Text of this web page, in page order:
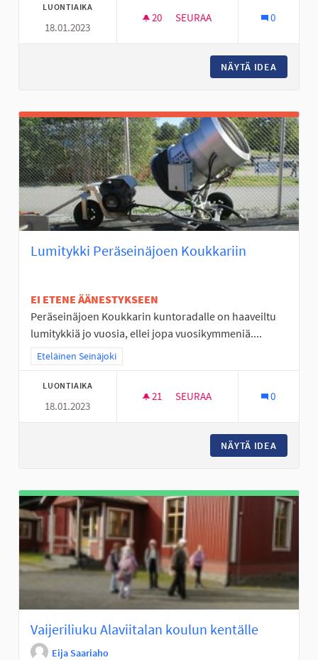
LUONTIAIKA
18.01.2023
20 20 SEURAAJAA
SEURAA 0
NÄYTÄ IDEA
Lumitykki Peräseinäjoen Koukkariin
EI ETENE ÄÄNESTYKSEEN
Peräseinäjoen Koukkarin kuntoradalle on haaveiltu
lumitykkiä jo vuosia, ellei jopa vuosikymmeniä....
Rajaa tulokset teeman mukaan: Eteläinen Seinäjoki
Eteläinen Seinäjoki
LUONTIAIKA
18.01.2023
21 21 SEURAAJAA
SEURAA 0
NÄYTÄ IDEA
Vaijeriliuku Alaviitalan koulun kentälle
Eija Saariaho